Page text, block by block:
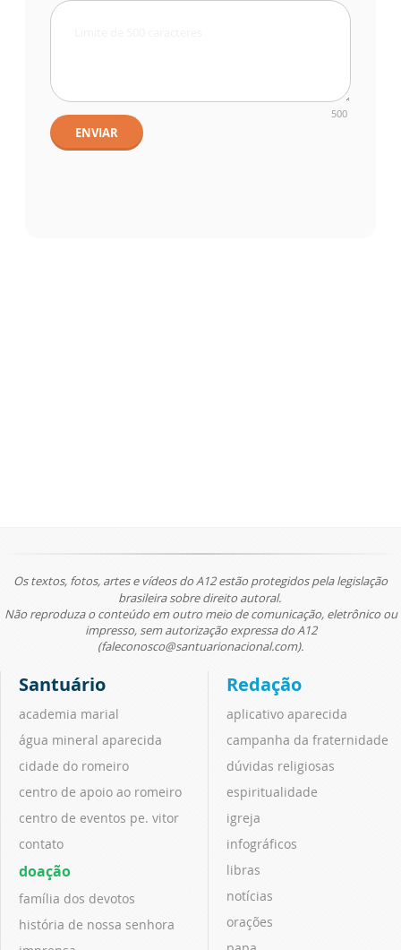
500
ENVIAR
Os textos, fotos, artes e vídeos do A12 estão protegidos pela legislação
brasileira sobre direito autoral.
Não reproduza o conteúdo em outro meio de comunicação, eletrônico ou
impresso, sem autorização expressa do A12
(faleconosco@santuarionacional.com).
Santuário
academia marial
água mineral aparecida
cidade do romeiro
centro de apoio ao romeiro
centro de eventos pe. vitor
contato
doação
família dos devotos
história de nossa senhora
Redação
aplicativo aparecida
campanha da fraternidade
dúvidas religiosas
espiritualidade
igreja
infográficos
libras
notícias
orações